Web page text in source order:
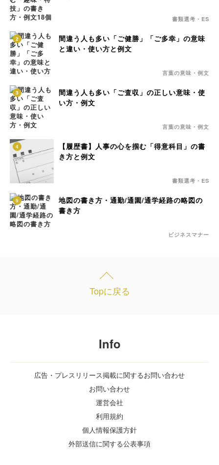
書類選考・ES
2
間違う人も多い「ご健勝」「ご多幸」の意味
と違い・使い方と例文
言葉の意味・例文
3
間違う人も多い「ご査収」の正しい意味・使
い方・例文
言葉の意味・例文
4
【履歴書】人事の心を掴む「得意科目」の書
き方と例文
書類選考・ES
5
地図の書き方・通勤/通園/通学経路の略図の
書き方
ビジネスマナー
Topに戻る
Info
広告・プレスリリース掲載に関するお問い合わせ
お問い合わせ
運営会社
利用規約
個人情報保護方針
外部送信に関する公表事項